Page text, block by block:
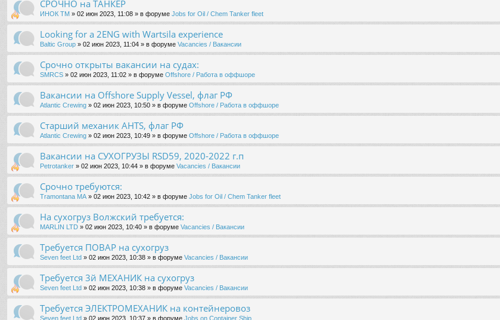
СРОЧНО на ТАНКЕР
ИНОК ТМ » 02 июн 2023, 11:08 » в форуме Jobs for Oil / Chem Tanker fleet
Looking for a 2ENG with Wartsila experience
Baltic Group » 02 июн 2023, 11:04 » в форуме Vacancies / Вакансии
Срочно открыты вакансии на судах:
SMRCS » 02 июн 2023, 11:02 » в форуме Offshore / Работа в оффшоре
Вакансии на Offshore Supply Vessel, флаг РФ
Atlantic Crewing » 02 июн 2023, 10:50 » в форуме Offshore / Работа в оффшоре
Старший механик AHTS, флаг РФ
Atlantic Crewing » 02 июн 2023, 10:49 » в форуме Offshore / Работа в оффшоре
Вакансии на СУХОГРУЗЫ RSD59, 2020-2022 г.п
Petrotanker » 02 июн 2023, 10:44 » в форуме Vacancies / Вакансии
Срочно требуются:
Tramontana MA» 02 июн 2023, 10:42 » в форуме Jobs for Oil / Chem Tanker fleet
На сухогруз Волжский требуется:
MARLIN LTD » 02 июн 2023, 10:40 » в форуме Vacancies / Вакансии
Требуется ПОВАР на сухогруз
Seven feet Ltd » 02 июн 2023, 10:38 » в форуме Vacancies / Вакансии
Требуется 3й МЕХАНИК на сухогруз
Seven feet Ltd » 02 июн 2023, 10:38 » в форуме Vacancies / Вакансии
Требуется ЭЛЕКТРОМЕХАНИК на контейнеровоз
Seven feet Ltd » 02 июн 2023, 10:37 » в форуме Jobs on Container Ship